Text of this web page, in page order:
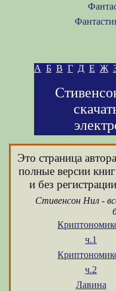
А Б В Г Д Е Ж
Это страница
полные версии
и без
Стивенсон Нил -
ч.1
ч.2
Лавина